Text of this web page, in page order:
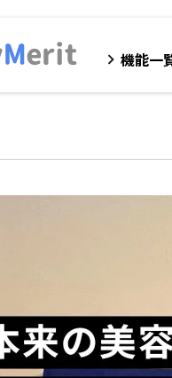
keyboard_arrow_right機能一